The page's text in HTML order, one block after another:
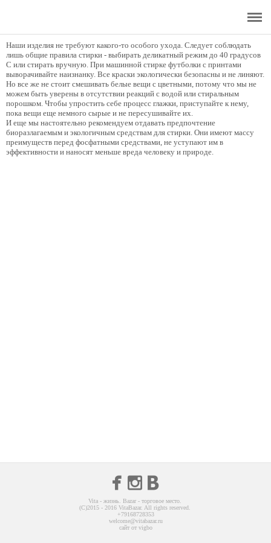
Интернет - бутик
О бренде
Уникальность изделий
Доставка
Акции бутика
Наши изделия не требуют какого-то особого ухода. Следует соблюдать
лишь общие правила стирки - выбирать деликатный режим до 40 градусов
С или стирать вручную. При машинной стирке футболки с принтами
выворачивайте наизнанку. Все краски экологически безопасны и не линяют.
Но все же не стоит смешивать белые вещи с цветными, потому что мы не
можем быть уверены в отсутствии реакций с водой или стиральным
порошком. Чтобы упростить себе процесс глажки, приступайте к нему,
пока вещи еще немного сырые и не пересушивайте их.
И еще мы настоятельно рекомендуем отдавать предпочтение
биоразлагаемым и экологичным средствам для стирки. Они имеют массу
преимуществ перед фосфатными средствами, не уступают им в
эффективности и наносят меньше вреда человеку и природе.
Vita - жизнь. Bazar - торговое место.
(C)2015 - 2016 VitaBazar. All rights reserved.
+79168728353
welcome@vitabazar.ru
сайт от vigbo